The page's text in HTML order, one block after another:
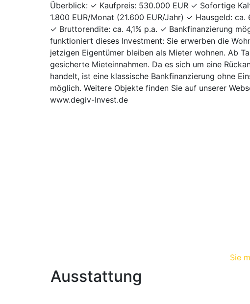
Überblick: ✓ Kaufpreis: 530.000 EUR ✓ Sofortige
1.800 EUR/Monat (21.600 EUR/Jahr) ✓ Hausgeld: ca.
✓ Bruttorendite: ca. 4,1% p.a. ✓ Bankfinanzierung
funktioniert dieses Investment: Sie erwerben die
jetzigen Eigentümer bleiben als Mieter wohnen. Ab
gesicherte Mieteinnahmen. Da es sich um eine
handelt, ist eine klassische Bankfinanzierung ohne
möglich. Weitere Objekte finden Sie auf unserer
www.degiv-Invest.de
Sie
Ausstattung